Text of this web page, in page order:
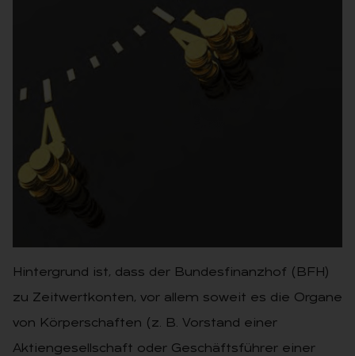
Hintergrund ist, dass der Bundesfinanzhof (BFH)
zu Zeitwertkonten, vor allem soweit es die Organe
von Körperschaften (z. B. Vorstand einer
Aktiengesellschaft oder Geschäftsführer einer